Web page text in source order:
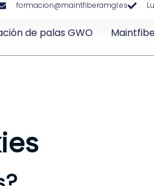
formacion@maintfiberamgl.es
de palas GWO